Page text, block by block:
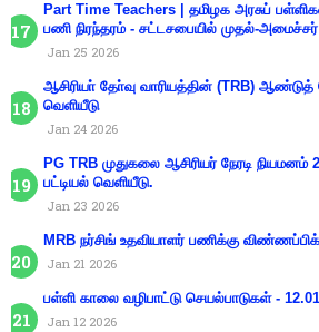
Part Time Teachers | தமிழக அரசுப்
பணி நிரந்தரம் - சட்டசபையில் முதல்-அமைச்சர்
Jan 25 2026
ஆசிரியா் தோ்வு வாரியத்தின் (TRB)
வெளியீடு
Jan 24 2026
PG TRB முதுகலை ஆசிரியர் நேரடி நியமனம்
பட்டியல் வெளியீடு.
Jan 23 2026
MRB நர்சிங் உதவியாளர் பணிக்கு
Jan 21 2026
பள்ளி காலை வழிபாட்டு செயல்பாடுகள் -
Jan 12 2026